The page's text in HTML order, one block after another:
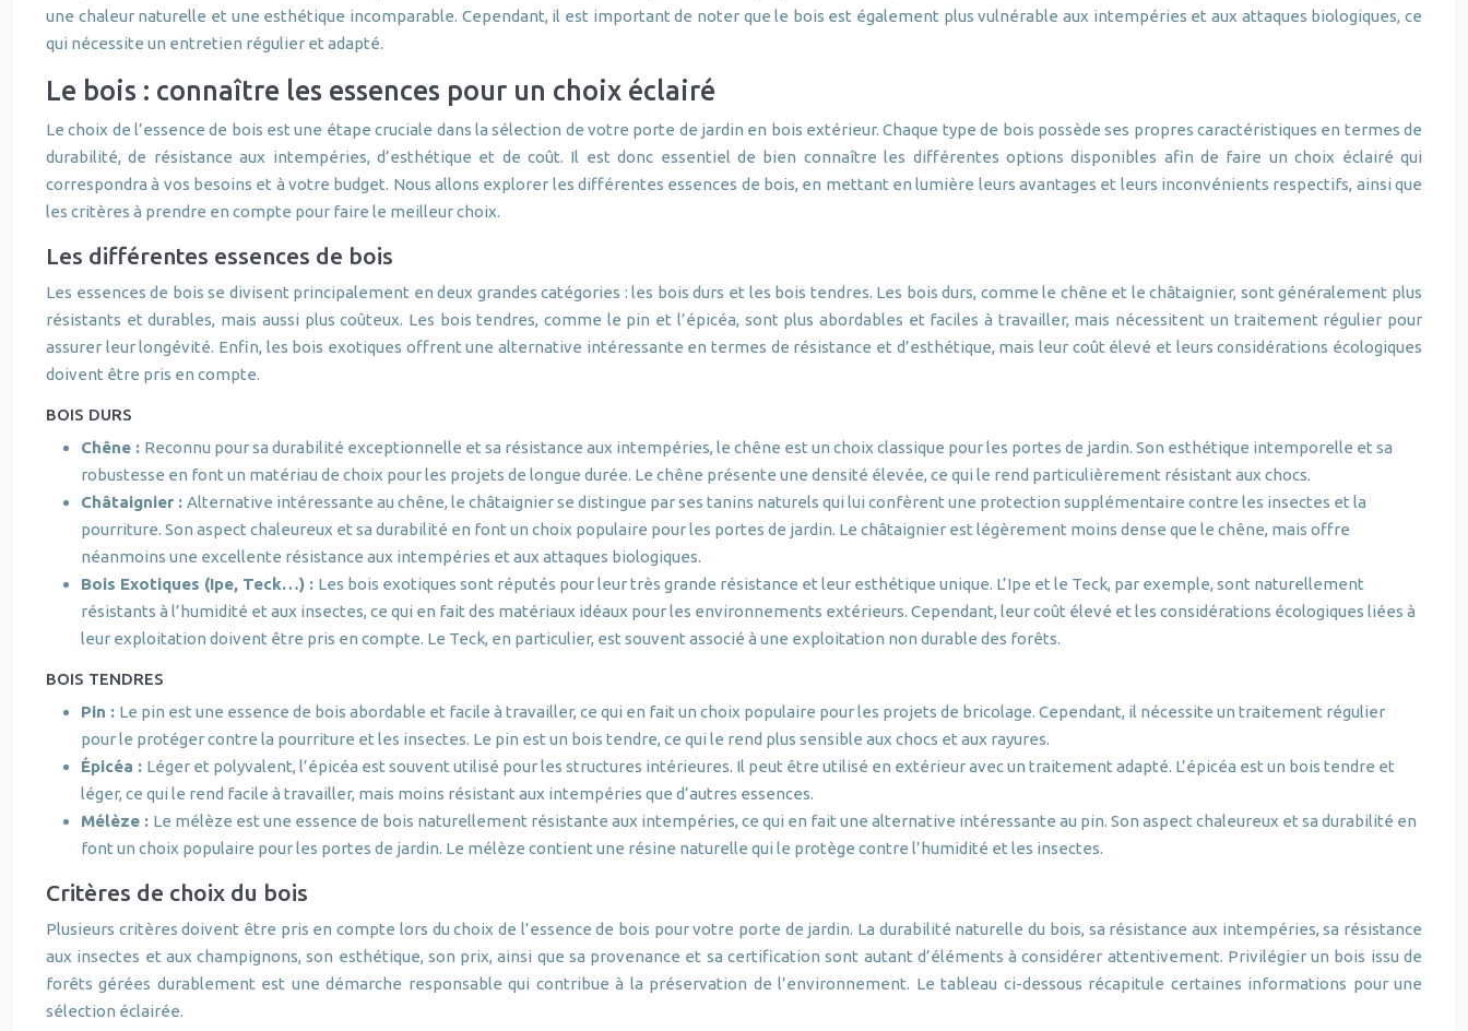
une chaleur naturelle et une esthétique incomparable. Cependant, il est important de noter que le bois est également plus vulnérable aux intempéries et aux attaques biologiques, ce
qui nécessite un entretien régulier et adapté.
Le bois : connaître les essences pour un choix éclairé
Le choix de l’essence de bois est une étape cruciale dans la sélection de votre porte de jardin en bois extérieur. Chaque type de bois possède ses propres caractéristiques en termes de
durabilité, de résistance aux intempéries, d’esthétique et de coût. Il est donc essentiel de bien connaître les différentes options disponibles afin de faire un choix éclairé qui
correspondra à vos besoins et à votre budget. Nous allons explorer les différentes essences de bois, en mettant en lumière leurs avantages et leurs inconvénients respectifs, ainsi que
les critères à prendre en compte pour faire le meilleur choix.
Les différentes essences de bois
Les essences de bois se divisent principalement en deux grandes catégories : les bois durs et les bois tendres. Les bois durs, comme le chêne et le châtaignier, sont généralement plus
résistants et durables, mais aussi plus coûteux. Les bois tendres, comme le pin et l’épicéa, sont plus abordables et faciles à travailler, mais nécessitent un traitement régulier pour
assurer leur longévité. Enfin, les bois exotiques offrent une alternative intéressante en termes de résistance et d’esthétique, mais leur coût élevé et leurs considérations écologiques
doivent être pris en compte.
BOIS DURS
Chêne : Reconnu pour sa durabilité exceptionnelle et sa résistance aux intempéries, le chêne est un choix classique pour les portes de jardin. Son esthétique intemporelle et sa
robustesse en font un matériau de choix pour les projets de longue durée. Le chêne présente une densité élevée, ce qui le rend particulièrement résistant aux chocs.
Châtaignier : Alternative intéressante au chêne, le châtaignier se distingue par ses tanins naturels qui lui confèrent une protection supplémentaire contre les insectes et la
pourriture. Son aspect chaleureux et sa durabilité en font un choix populaire pour les portes de jardin. Le châtaignier est légèrement moins dense que le chêne, mais offre
néanmoins une excellente résistance aux intempéries et aux attaques biologiques.
Bois Exotiques (Ipe, Teck…) : Les bois exotiques sont réputés pour leur très grande résistance et leur esthétique unique. L’Ipe et le Teck, par exemple, sont naturellement
résistants à l’humidité et aux insectes, ce qui en fait des matériaux idéaux pour les environnements extérieurs. Cependant, leur coût élevé et les considérations écologiques liées à
leur exploitation doivent être pris en compte. Le Teck, en particulier, est souvent associé à une exploitation non durable des forêts.
BOIS TENDRES
Pin : Le pin est une essence de bois abordable et facile à travailler, ce qui en fait un choix populaire pour les projets de bricolage. Cependant, il nécessite un traitement régulier
pour le protéger contre la pourriture et les insectes. Le pin est un bois tendre, ce qui le rend plus sensible aux chocs et aux rayures.
Épicéa : Léger et polyvalent, l’épicéa est souvent utilisé pour les structures intérieures. Il peut être utilisé en extérieur avec un traitement adapté. L’épicéa est un bois tendre et
léger, ce qui le rend facile à travailler, mais moins résistant aux intempéries que d’autres essences.
Mélèze : Le mélèze est une essence de bois naturellement résistante aux intempéries, ce qui en fait une alternative intéressante au pin. Son aspect chaleureux et sa durabilité en
font un choix populaire pour les portes de jardin. Le mélèze contient une résine naturelle qui le protège contre l’humidité et les insectes.
Critères de choix du bois
Plusieurs critères doivent être pris en compte lors du choix de l’essence de bois pour votre porte de jardin. La durabilité naturelle du bois, sa résistance aux intempéries, sa résistance
aux insectes et aux champignons, son esthétique, son prix, ainsi que sa provenance et sa certification sont autant d’éléments à considérer attentivement. Privilégier un bois issu de
forêts gérées durablement est une démarche responsable qui contribue à la préservation de l’environnement. Le tableau ci-dessous récapitule certaines informations pour une
sélection éclairée.